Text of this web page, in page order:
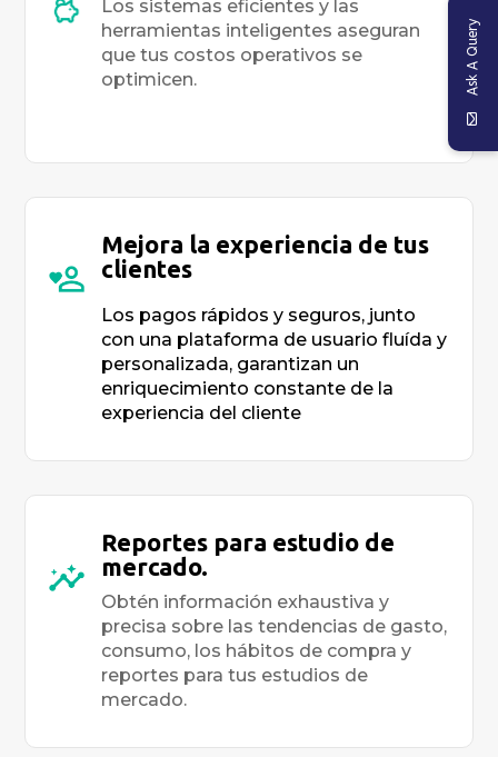
Los sistemas eficientes y las
herramientas inteligentes aseguran
que tus costos operativos se
optimicen.
Mejora la experiencia de tus
clientes
Los pagos rápidos y seguros, junto
con una plataforma de usuario fluída y
personalizada, garantizan un
enriquecimiento constante de la
experiencia del cliente
Reportes para estudio de
mercado.
Obtén información exhaustiva y
precisa sobre las tendencias de gasto,
consumo, los hábitos de compra y
reportes para tus estudios de
mercado.
Ask A Query